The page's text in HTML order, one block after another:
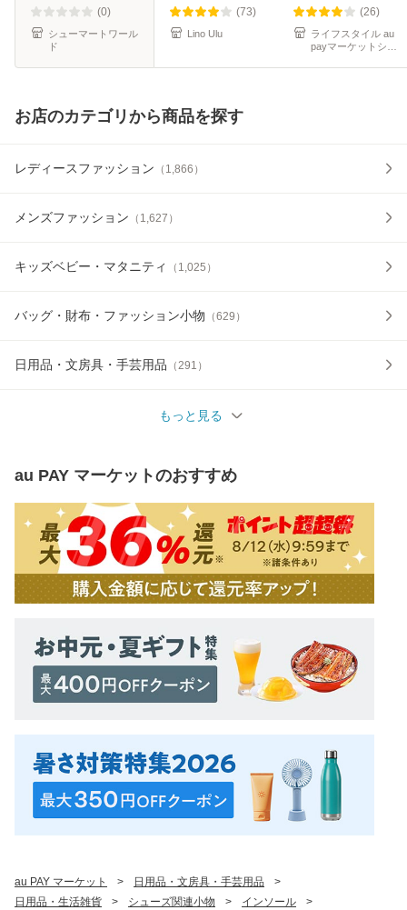
NAIGAI 06405002
06405005 SU
(0)
シューマートワール
ド
ウルインソール リ
ノウ
(73)
Lino Ulu
イズ Sサイズ Mサ
イズ
(26)
ライフスタイル au
payマーケットショ
お店のカテゴリから商品を探す
レディースファッション （ 1,866 ）
メンズファッション （ 1,627 ）
キッズベビー・マタニティ （ 1,025 ）
バッグ・財布・ファッション小物 （629 ）
日用品・文房具・手芸用品 （291 ）
もっと見る
au PAY マーケットのおすすめ
au PAY マーケット > 日用品・文房具・手芸用品
>
日用品・生活雑貨
> シューズ関連小物 > インソール
>